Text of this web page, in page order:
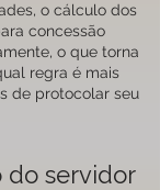
o cálculo dos
concessão
o que torna
regra é mais
de protocolar seu
do servidor